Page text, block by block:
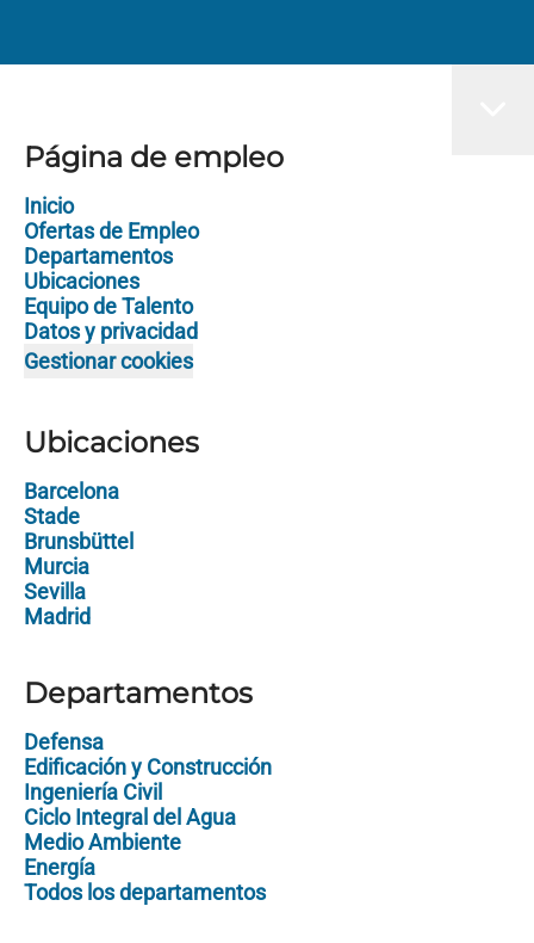
Página de empleo
Inicio
Ofertas de Empleo
Departamentos
Ubicaciones
Equipo de Talento
Datos y privacidad
Gestionar cookies
Ubicaciones
Barcelona
Stade
Brunsbüttel
Murcia
Sevilla
Madrid
Departamentos
Defensa
Edificación y Construcción
Ingeniería Civil
Ciclo Integral del Agua
Medio Ambiente
Energía
Todos los departamentos